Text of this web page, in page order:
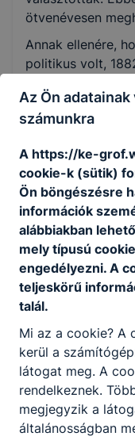
ötvenévesen
Annak ellenére,
politikus volt,
1885-ben a
elnökévé
1895-ben
általa alapított
ill. Clarisse
ennek
istvántelki
kialakíttatott
(Stephaneum).
felruházta
fenntartásukra
hozott létre.
1896-ban
Az Ön
számunkra
A https://ke-
cookie-k (sütik)
Ön böngészésre
információk
alábbiakban
mely típusú
engedélyezni. A
teljeskörű
talál.
Mi az a cookie? A
kerül a
látogat meg. A
rendelkeznek.
megjegyzik a
általánosságban